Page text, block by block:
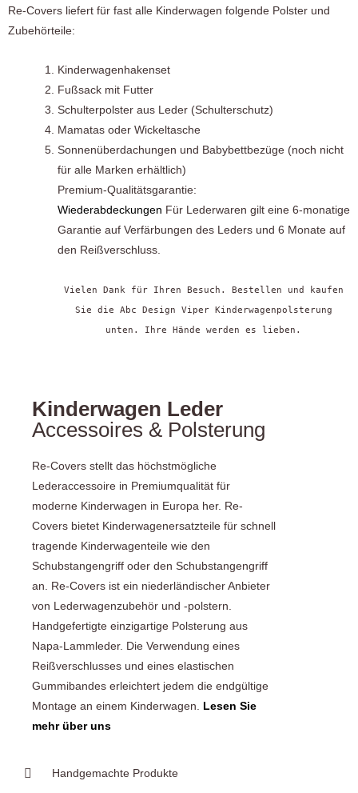
Re-Covers liefert für fast alle Kinderwagen folgende Polster und
Zubehörteile:
Kinderwagenhakenset
Fußsack mit Futter
Schulterpolster aus Leder (Schulterschutz)
Mamatas oder Wickeltasche
Sonnenüberdachungen und Babybettbezüge (noch nicht
für alle Marken erhältlich)
Premium-Qualitätsgarantie:
Wiederabdeckungen Für Lederwaren gilt eine 6-monatige
Garantie auf Verfärbungen des Leders und 6 Monate auf
den Reißverschluss.
Vielen Dank für Ihren Besuch. Bestellen und kaufen
Sie die Abc Design Viper Kinderwagenpolsterung
unten. Ihre Hände werden es lieben.
Kinderwagen Leder
Accessoires & Polsterung
Re-Covers stellt das höchstmögliche
Lederaccessoire in Premiumqualität für
moderne Kinderwagen in Europa her. Re-
Covers bietet Kinderwagenersatzteile für schnell
tragende Kinderwagenteile wie den
Schubstangengriff oder den Schubstangengriff
an. Re-Covers ist ein niederländischer Anbieter
von Lederwagenzubehör und -polstern.
Handgefertigte einzigartige Polsterung aus
Napa-Lammleder. Die Verwendung eines
Reißverschlusses und eines elastischen
Gummibandes erleichtert jedem die endgültige
Montage an einem Kinderwagen. Lesen Sie
mehr über uns
Handgemachte Produkte